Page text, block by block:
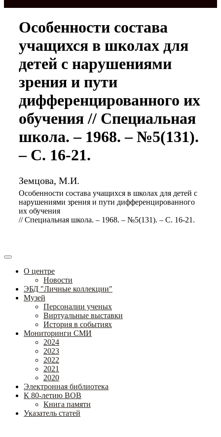
Особенности состава
учащихся в школах для
детей с нарушениями
зрения и пути
дифференцированного их
обучения // Специальная
школа. – 1968. – №5(131).
– С. 16-21.
Земцова, М.И.
Особенности состава учащихся в школах для детей с
нарушениями зрения и пути дифференцированного
их обучения
// Специальная школа. – 1968. – №5(131). – С. 16-21.
О центре
Новости
ЭБД "Личные коллекции"
Музей
Персоналии ученых
Виртуальные выставки
История в событиях
Мониторинги СМИ
2024
2023
2022
2021
2020
Электронная библиотека
К 80-летию ВОВ
Книга памяти
Указатель статей